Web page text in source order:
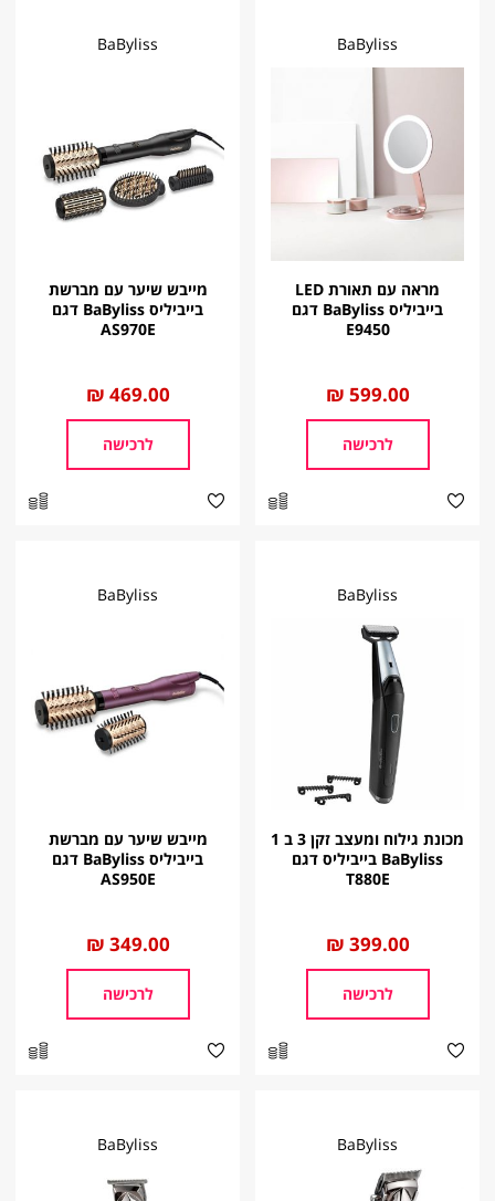
BaByliss
מראה עם תאורת LED
בייביליס BaByliss דגם
E9450
החל
מ
599.00 ₪
לרכישה
BaByliss
מייבש שיער עם מברשת
בייביליס BaByliss דגם
AS970E
החל
מ
469.00 ₪
לרכישה
BaByliss
מכונת גילוח ומעצב זקן 3 ב 1
BaByliss בייביליס דגם
T880E
החל
מ
399.00 ₪
לרכישה
BaByliss
מייבש שיער עם מברשת
בייביליס BaByliss דגם
AS950E
החל
מ
349.00 ₪
לרכישה
BaByliss
BaByliss